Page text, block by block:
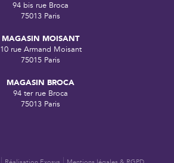
94 bis rue Broca
75013 Paris
MAGASIN MOISANT
10 rue Armand Moisant
75015 Paris
MAGASIN BROCA
94 ter rue Broca
75013 Paris